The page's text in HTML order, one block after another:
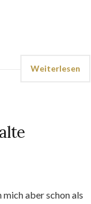
Weiterlesen
mich aber schon als